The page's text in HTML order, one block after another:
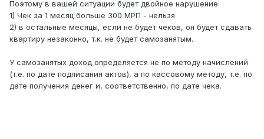
Поэтому в вашей ситуации будет двойное нарушение:
1) Чек за 1 месяц больше 300 МРП - нельзя
2) в остальные месяцы, если не будет чеков, он будет сдавать
квартиру незаконно, т.к. не будет самозанятым.
У самозанятых доход определяется не по методу начислений
(т.е. по дате подписания актов), а по кассовому методу, т.е. по
дате получения денег и, соответственно, по дате чека.